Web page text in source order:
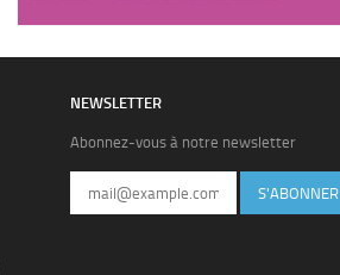
NEWSLETTER
Abonnez-vous à notre newsletter
S'ABONNER